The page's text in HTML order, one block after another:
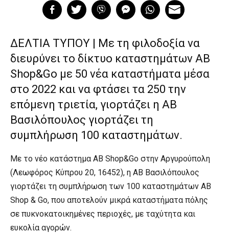
ΔΕΛΤΙΑ ΤΥΠΟΥ | Με τη φιλοδοξία να
διευρύνει το δίκτυο καταστημάτων AB
Shop&Go με 50 νέα καταστήματα μέσα
στο 2022 και να φτάσει τα 250 την
επόμενη τριετία, γιορτάζει η ΑΒ
Βασιλόπουλος γιορτάζει τη
συμπλήρωση 100 καταστημάτων.
Με το νέο κατάστημα AB Shop&Go στην Αργυρούπολη
(Λεωφόρος Κύπρου 20, 16452), η ΑΒ Βασιλόπουλος
γιορτάζει τη συμπλήρωση των 100 καταστημάτων AB
Shop & Go, που αποτελούν μικρά καταστήματα πόλης
σε πυκνοκατοικημένες περιοχές, με ταχύτητα και
ευκολία αγορών.